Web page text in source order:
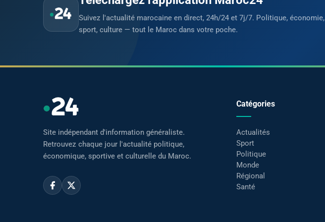
Suivez l'actualité marocaine en direct, 24h/24 et 7j/7. Politique, économie,
sport, culture — tout le Maroc dans votre poche.
Site indépendant d'information généraliste.
Retrouvez chaque jour l'actualité politique,
économique, sportive et culturelle du Maroc.
Catégories
Actualités
Sport
Politique
Monde
Régional
Santé